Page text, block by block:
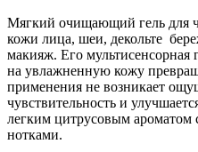
Мягкий очищающий гель для
кожи лица, шеи, декольте
макияж. Его мультисенсорная
на увлажненную кожу
применения не возникает
чувствительность и
легким цитрусовым
нотками.